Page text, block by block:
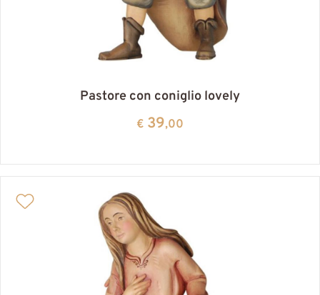
Pastore con coniglio lovely
€ 39,00